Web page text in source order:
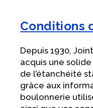
Conditions
Depuis 1930,
acquis une
de l’étanchéité
grâce aux
boulonnerie